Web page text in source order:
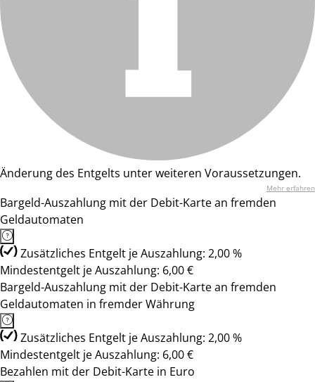
Änderung des Entgelts unter weiteren Voraussetzungen.
Mehr erfahren
Bargeld-Auszahlung mit der Debit-Karte an fremden
Geldautomaten
Zusätzliches Entgelt je Auszahlung: 2,00 %
Mindestentgelt je Auszahlung: 6,00 €
Bargeld-Auszahlung mit der Debit-Karte an fremden
Geldautomaten in fremder Währung
Zusätzliches Entgelt je Auszahlung: 2,00 %
Mindestentgelt je Auszahlung: 6,00 €
Bezahlen mit der Debit-Karte in Euro